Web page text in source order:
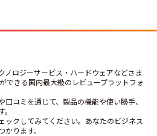
ノロジーサービス・ハードウェアなどさま
できる国内最大級のレビュープラットフォ
コミを通じて、製品の機能や使い勝手、
ックしてみてください。あなたのビジネス
ります。